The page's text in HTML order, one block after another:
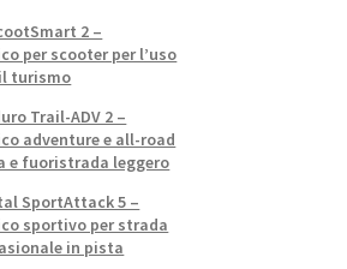
2 –
per scooter per l’uso
turismo
Trail-ADV 2 –
adventure e all-road
e fuoristrada leggero
SportAttack 5 –
sportivo per strada
in pista